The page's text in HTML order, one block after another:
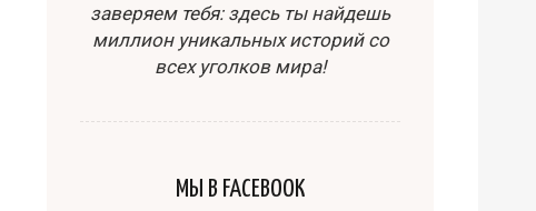
заверяем тебя: здесь ты найдешь
миллион уникальных историй со
всех уголков мира!
МЫ В FACEBOOK